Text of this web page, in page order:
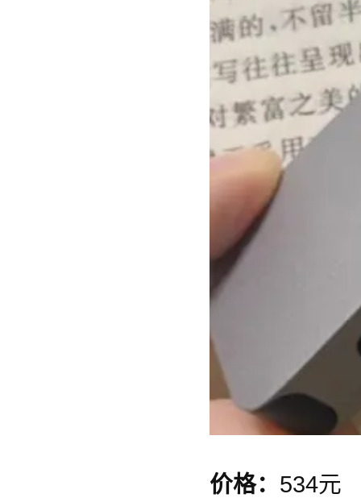
价格： 534元